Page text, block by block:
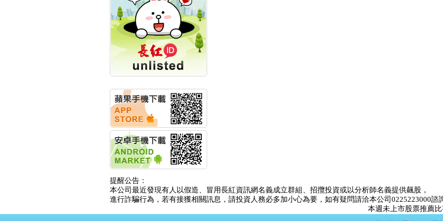
計畫
明緯企業:明緯永續科技
競賽 以電源驅動善的力
量
秀育企業:秀育SHO-U儲
能系統 獲國內首張CNS
認證
聯博投信:聯博00404A
華旭先進:代重要子公司
碩通散熱股份有限公司
公告董事會通過發言人
及代理發
華旭先進:代重要子公司
碩通散熱股份有限公司
公告董事會決議發行員
工認股權
華旭先進:代重要子公司
碩通散熱股份有限公司
公告董事會追認113年
向關係
華旭先進:代重要子公司
碩通散熱股份有限公司
提醒公告：
本公司最近發現有人以假造、冒用長紅資訊網名義成立群組、招攬投資或以分析師名義提供飆股，
進行詐騙行為，若有接獲相關訊息，請投資人務必多加小心為要，如有疑問請洽本公司0225223000諮
本週未上市股票推薦比